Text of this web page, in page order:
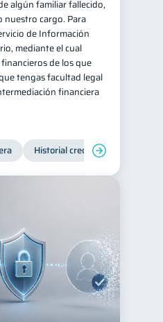
11
10
Ahorro 8
6
4
1
1
algún familiar fallecido,
nuestro cargo. Para
de Información
mediante el cual
de los que
tengas facultad legal
financiera
Historial crediticio